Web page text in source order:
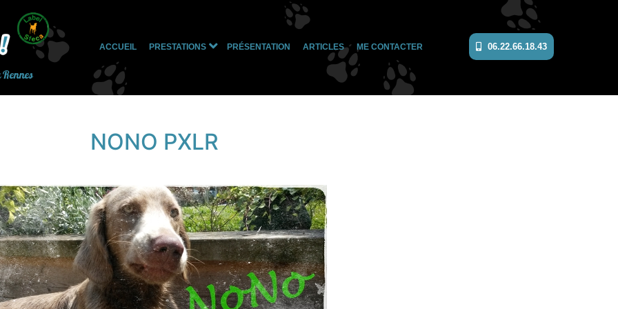
ACCUEIL PRESTATIONS
Ouvrir
menu
PRÉSENTATION ARTICLES ME CONTACTER 06.22.66.18.43
NONO PXLR